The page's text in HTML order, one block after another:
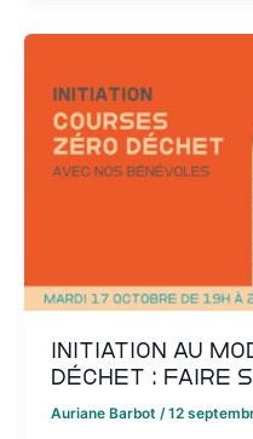
Initiation au
déchet : faire
Auriane Barbot /12